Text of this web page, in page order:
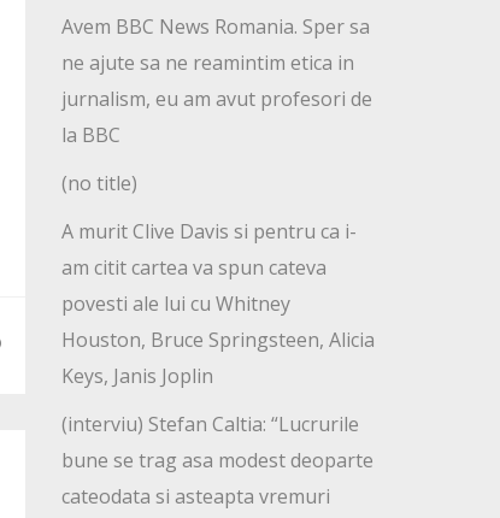
Avem BBC News Romania. Sper sa
ne ajute sa ne reamintim etica in
jurnalism, eu am avut profesori de
la BBC
(no title)
A murit Clive Davis si pentru ca i-
am citit cartea va spun cateva
povesti ale lui cu Whitney
Houston, Bruce Springsteen, Alicia
Keys, Janis Joplin
(interviu) Stefan Caltia: “Lucrurile
bune se trag asa modest deoparte
cateodata si asteapta vremuri